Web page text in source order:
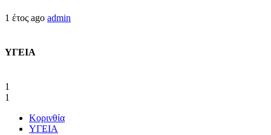
1 έτος ago admin
ΥΓΕΙΑ
1
1
Κορινθία
ΥΓΕΙΑ